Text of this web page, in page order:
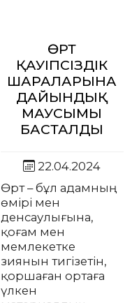
ӨРТ
ҚАУІПСІЗДІК
ШАРАЛАРЫНА
ДАЙЫНДЫҚ
МАУСЫМЫ
БАСТАЛДЫ
22.04.2024
Өрт – бұл адамның
өмірі мен
денсаулығына,
қоғам мен
мемлекетке
зиянын тигізетін,
қоршаған ортаға
үлкен